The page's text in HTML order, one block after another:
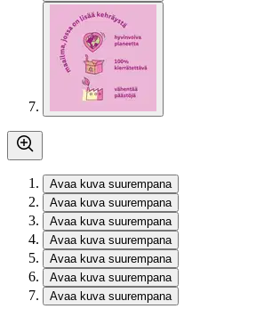
Avaa kuva suurempana
Avaa kuva suurempana
Avaa kuva suurempana
Avaa kuva suurempana
Avaa kuva suurempana
Avaa kuva suurempana
Avaa kuva suurempana